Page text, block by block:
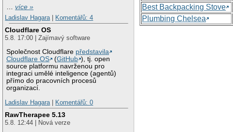
…více »
Ladislav Hagara
Komentářů: 4
Cloudflare OS
5.8. 17:00 | Zajímavý software
Společnost Cloudflare představila
Cloudflare OS
(GitHub ), tj. open
source platformu navrženou pro
integraci umělé inteligence (agentů)
přímo do pracovních procesů
organizací.
Ladislav Hagara
Komentářů: 0
RawTherapee 5.13
5.8. 12:44 | Nová verze
Best Backpacking Stove
Plumbing Chelsea